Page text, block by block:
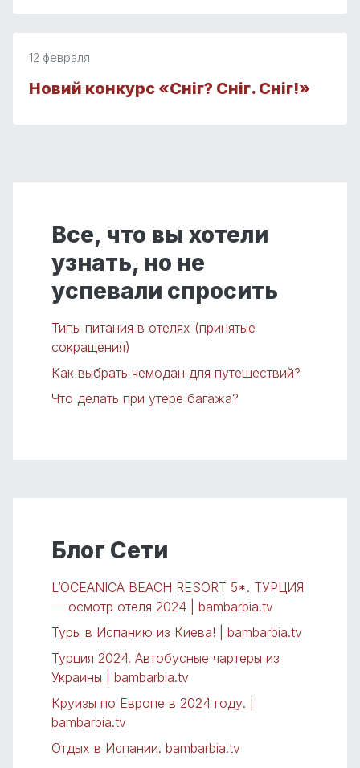
12 февраля
Новий конкурс «Сніг? Сніг. Сніг!»
Все, что вы хотели
узнать, но не
успевали спросить
Типы питания в отелях (принятые
сокращения)
Как выбрать чемодан для путешествий?
Что делать при утере багажа?
Блог Сети
L’OCEANICA BEACH RESORT 5*. ТУРЦИЯ
— осмотр отеля 2024 | bambarbia.tv
Туры в Испанию из Киева! | bambarbia.tv
Турция 2024. Автобусные чартеры из
Украины | bambarbia.tv
Круизы по Европе в 2024 году. |
bambarbia.tv
Отдых в Испании. bambarbia.tv